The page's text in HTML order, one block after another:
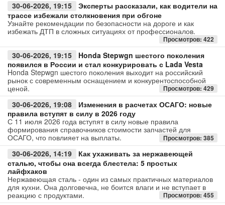
30-06-2026, 19:15
Эксперты рассказали, как водители на
трассе избежали столкновения при обгоне
Узнайте рекомендации по безопасности на дороге и как
избежать ДТП в сложных ситуациях от профессионалов.
Просмотров: 422
30-06-2026, 19:15
Honda Stepwgn шестого поколения
появился в России и стал конкурировать с Lada Vesta
Honda Stepwgn шестого поколения выходит на российский
рынок с современным оснащением и конкурентоспособной
ценой.
Просмотров: 429
30-06-2026, 19:08
Изменения в расчетах ОСАГО: новые
правила вступят в силу в 2026 году
С 11 июля 2026 года вступят в силу новые правила
формирования справочников стоимости запчастей для
ОСАГО, что повлияет на выплаты.
Просмотров: 385
30-06-2026, 14:19
Как ухаживать за нержавеющей
сталью, чтобы она всегда блестела: 5 простых
лайфхаков
Нержавеющая сталь - один из самых практичных материалов
для кухни. Она долговечна, не боится влаги и не вступает в
реакцию с продуктами.
Просмотров: 455